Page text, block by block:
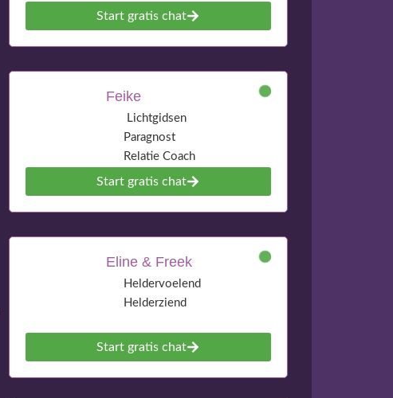
Start gratis chat
Feike
Lichtgidsen
Paragnost
Relatie Coach
Start gratis chat
Eline & Freek
Heldervoelend
Helderziend
Start gratis chat